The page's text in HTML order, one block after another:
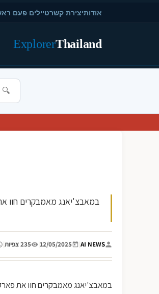
אודותיצירת קשרטיילים פעם
Thailand
Explorer
במאבצ'יאנג מאמבקרים חוו
AI NEWS
|
12/05/2025
| 235 צפיות |
במאבצ'יאנג מאמבקרים חוו את